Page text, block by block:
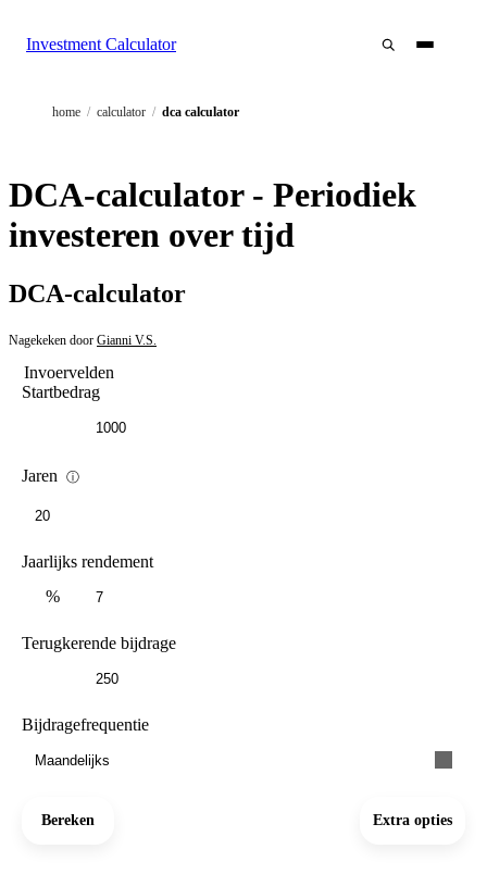
Investment Calculator
home / calculator / dca calculator
DCA-calculator - Periodiek
investeren over tijd
DCA-calculator
Nagekeken door Gianni V.S.
Invoervelden
Startbedrag
Jaren ⓘ
Jaarlijks rendement
%
Terugkerende bijdrage
Bijdragefrequentie
Maandelijks
Extra opties
Bereken